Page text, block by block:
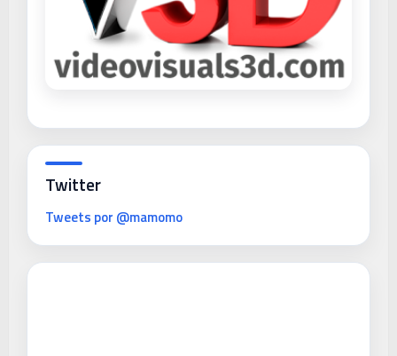
Twitter
Tweets por @mamomo